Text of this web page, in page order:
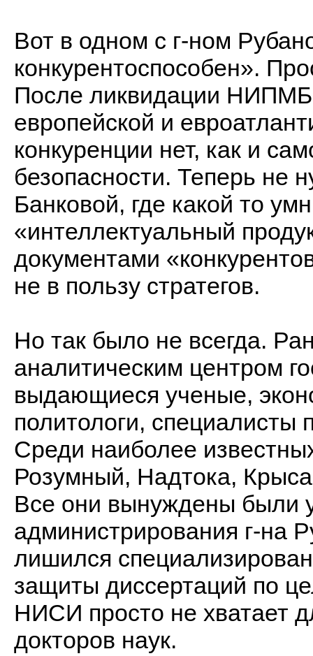
Вот в одном с г-ном
конкурентоспособен».
После ликвидации
европейской и
конкуренции нет, как и
безопасности. Теперь не
Банковой, где какой то
«интеллектуальный
документами
не в пользу стратегов.
Но так было не всегда.
аналитическим центром
выдающиеся ученые,
политологи, специалисты
Среди наиболее
Розумный, Надтока,
Все они вынуждены были
администрирования г-на
лишился
защиты диссертаций по
НИСИ просто не хватает
докторов наук.